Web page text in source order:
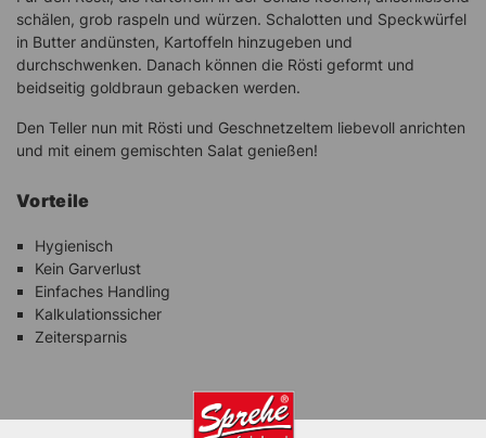
schälen, grob raspeln und würzen. Schalotten und Speckwürfel
in Butter andünsten, Kartoffeln hinzugeben und
durchschwenken. Danach können die Rösti geformt und
beidseitig goldbraun gebacken werden.
Den Teller nun mit Rösti und Geschnetzeltem liebevoll anrichten
und mit einem gemischten Salat genießen!
Vorteile
Hygienisch
Kein Garverlust
Einfaches Handling
Kalkulationssicher
Zeitersparnis